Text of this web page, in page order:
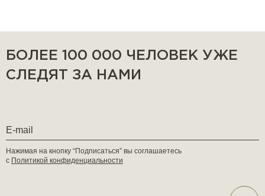
БОЛЕЕ 100 000 ЧЕЛОВЕК УЖЕ
СЛЕДЯТ ЗА НАМИ
Нажимая на кнопку “Подписаться” вы соглашаетесь
с Политикой конфиденциальности